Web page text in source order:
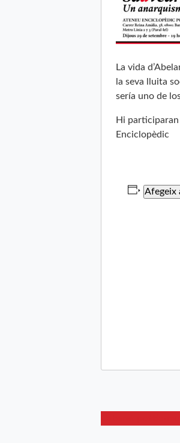
La vida
la seva lluita
sería uno de
Hi
Enciclopèdic
Afegeix